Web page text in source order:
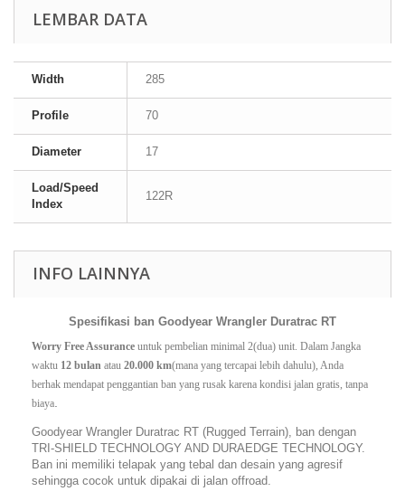
LEMBAR DATA
Width 285
Profile 70
Diameter 17
Load/Speed
Index
122R
INFO LAINNYA
Spesifikasi ban Goodyear Wrangler Duratrac RT
Worry Free Assurance untuk pembelian minimal 2(dua) unit. Dalam Jangka
waktu 12 bulan atau 20.000 km(mana yang tercapai lebih dahulu), Anda
berhak mendapat penggantian ban yang rusak karena kondisi jalan gratis, tanpa
biaya
Goodyear Wrangler Duratrac RT (Rugged Terrain), ban dengan
TRI-SHIELD TECHNOLOGY AND DURAEDGE TECHNOLOGY.
Ban ini memiliki telapak yang tebal dan desain yang agresif
sehingga cocok untuk dipakai di jalan offroad.